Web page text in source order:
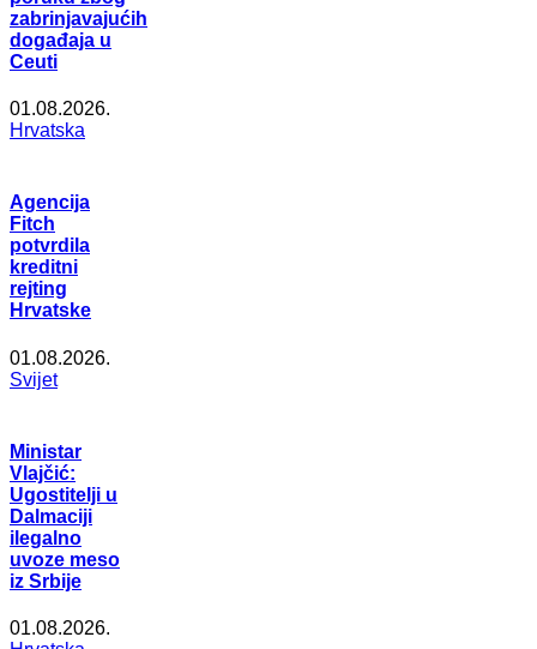
zabrinjavajućih
događaja u
Ceuti
01.08.2026.
Hrvatska
Agencija
Fitch
potvrdila
kreditni
rejting
Hrvatske
01.08.2026.
Svijet
Ministar
Vlajčić:
Ugostitelji u
Dalmaciji
ilegalno
uvoze meso
iz Srbije
01.08.2026.